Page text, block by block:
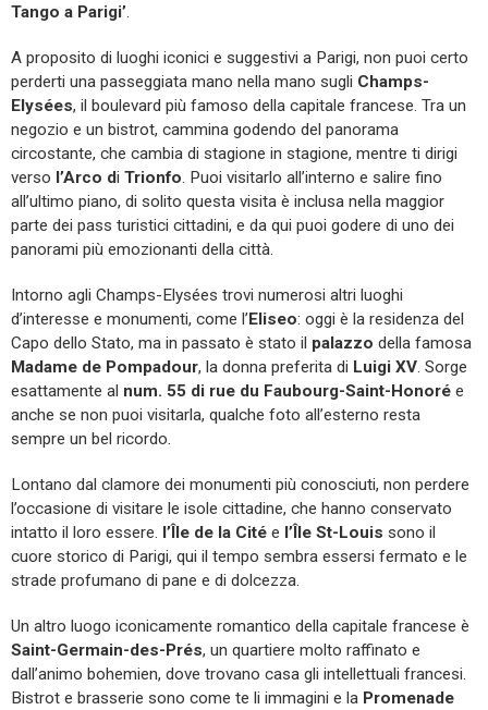
Tango a Parigi’.
A proposito di luoghi iconici e suggestivi a Parigi, non puoi certo
perderti una passeggiata mano nella mano sugli Champs-
Elysées, il boulevard più famoso della capitale francese. Tra un
negozio e un bistrot, cammina godendo del panorama
circostante, che cambia di stagione in stagione, mentre ti dirigi
verso l’Arco di Trionfo. Puoi visitarlo all’interno e salire fino
all’ultimo piano, di solito questa visita è inclusa nella maggior
parte dei pass turistici cittadini, e da qui puoi godere di uno dei
panorami più emozionanti della città.
Intorno agli Champs-Elysées trovi numerosi altri luoghi
d’interesse e monumenti, come l’ Eliseo: oggi è la residenza del
Capo dello Stato, ma in passato è stato il palazzo della famosa
Madame de Pompadour, la donna preferita di Luigi XV. Sorge
esattamente al num. 55 di rue du Faubourg-Saint-Honoré e
anche se non puoi visitarla, qualche foto all’esterno resta
sempre un bel ricordo.
Lontano dal clamore dei monumenti più conosciuti, non perdere
l’occasione di visitare le isole cittadine, che hanno conservato
intatto il loro essere. l’Île de la Cité e l’Île St-Louis sono il
cuore storico di Parigi, qui il tempo sembra essersi fermato e le
strade profumano di pane e di dolcezza.
Un altro luogo iconicamente romantico della capitale francese è
Saint-Germain-des-Prés, un quartiere molto raffinato e
dall’animo bohemien, dove trovano casa gli intellettuali francesi.
Bistrot e brasserie sono come te li immagini e la Promenade